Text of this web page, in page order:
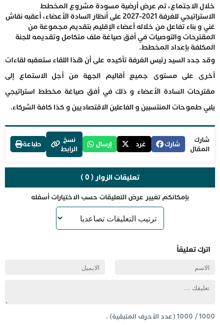
خلال الاجتماع، تم عرض أرضية مسودة مشروع المخطط
الاستراتيجي للغرفة 2021-2027 على أنظار السادة الأعضاء، أعقبه نقاش
غني و بناء تفاعل من خلاله أعضاء الإقليم بتقديم مجموعة من
المقترحات والتوصيات في أفق صياغة ملف متكامل وتقديمه للجنة
المكلفة بإعداد المخطط.
وقد جدد السيد رئيس الغرفة تأكيده على أن هذا اللقاء ستعقبه لقاءات
أخرى على مستوى جميع أقاليم الجهة من أجل الاستماع إلى
مقترحات السادة الأعضاء و ذلك في أفق صياغة مخطط استراتيجي
يلبي طموحات المنتسبين و الفاعلين الاقتصاديين و كذا كافة الشركاء.
شارك
المقال
شارك غرد إرسال
نسخ
الرابط
طباعة
تعليقات الزوار ( 0 )
بإمكانكم تغيير عرض التعليقات حسب الاختيارات أسفله
اترك تعليقاً
1000
/
1000(عدد الأحرف المتبقية) .